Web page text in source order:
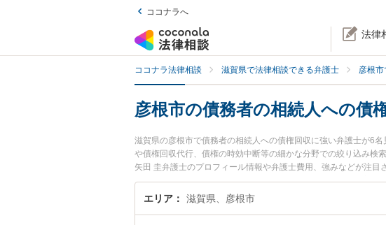
ココナラへ
法律
ココナラ法律相談 滋賀県で法律相談できる弁護士 彦根
彦根市の債務者の相続人への債
滋賀県の彦根市で債務者の相続人への債権回収に強い弁護士が6
や債権回収代行、債権の時効中断等の細かな分野での絞り込み検
矢田 圭弁護士のプロフィール情報や弁護士費用、強みなどが注
談したい』『債務者の相続人への債権回収のトラブル解決の実績
護士に相談予約したい』などでお困りの相談者さんにおすすめです
エリア 滋賀県、彦根市